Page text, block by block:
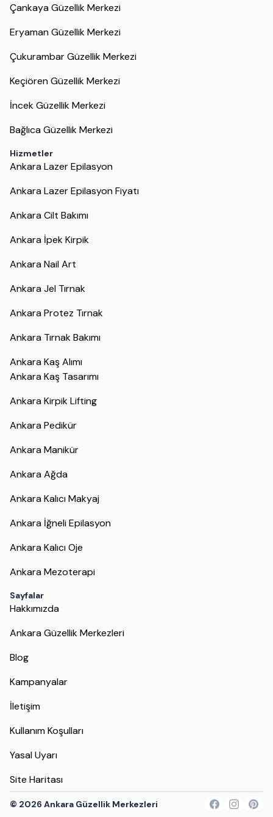
Çankaya Güzellik Merkezi
Eryaman Güzellik Merkezi
Çukurambar Güzellik Merkezi
Keçiören Güzellik Merkezi
İncek Güzellik Merkezi
Bağlıca Güzellik Merkezi
Hizmetler
Ankara Lazer Epilasyon
Ankara Lazer Epilasyon Fiyatı
Ankara Cilt Bakımı
Ankara İpek Kirpik
Ankara Nail Art
Ankara Jel Tırnak
Ankara Protez Tırnak
Ankara Tırnak Bakımı
Ankara Kaş Alımı
Ankara Kaş Tasarımı
Ankara Kirpik Lifting
Ankara Pedikür
Ankara Manikür
Ankara Ağda
Ankara Kalıcı Makyaj
Ankara İğneli Epilasyon
Ankara Kalıcı Oje
Ankara Mezoterapi
Sayfalar
Hakkımızda
Ankara Güzellik Merkezleri
Blog
Kampanyalar
İletişim
Kullanım Koşulları
Yasal Uyarı
Site Haritası
© 2026 Ankara Güzellik Merkezleri